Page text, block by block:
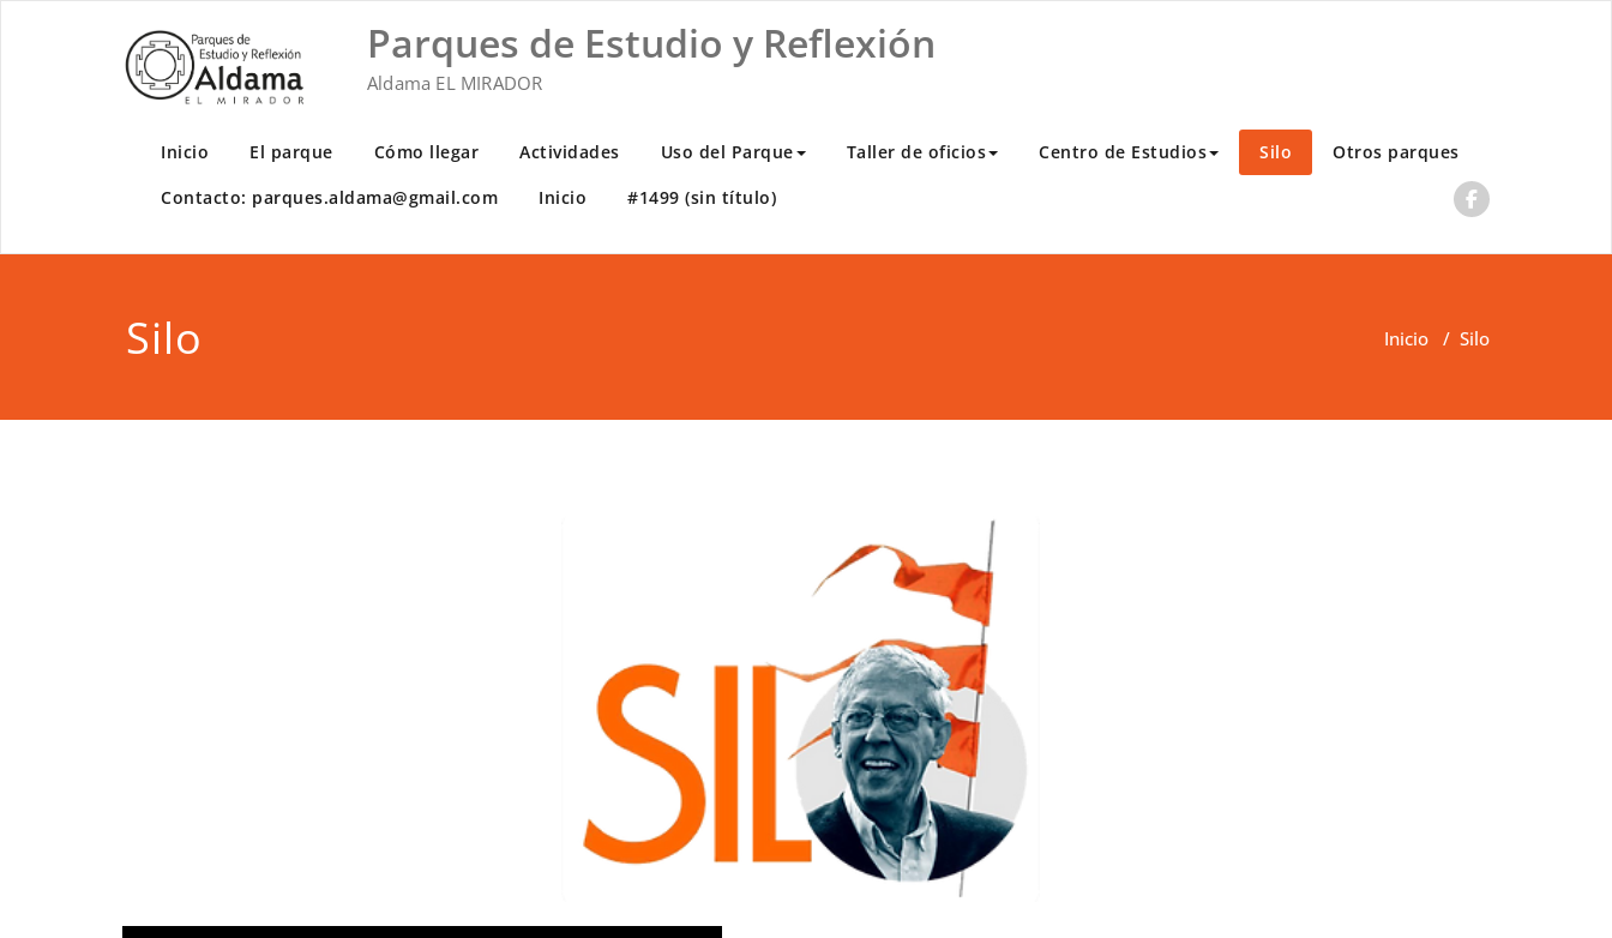
Parques de Estudio y Reflexión
Aldama EL MIRADOR
Inicio El parque Cómo llegar Actividades Uso del Parque Taller de oficios Centro de Estudios Silo
Otros parques
Contacto: parques.aldama@gmail.com
Inicio #1499 (sin título)
Silo Inicio / Silo